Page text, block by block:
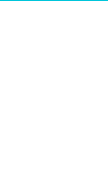
Ihwal